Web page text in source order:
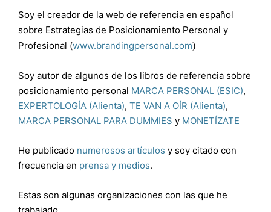
Soy el creador de la web de referencia en español
sobre Estrategias de Posicionamiento Personal y
Profesional (www.brandingpersonal.com)
Soy autor de algunos de los libros de referencia sobre
posicionamiento personal MARCA PERSONAL (ESIC),
EXPERTOLOGÍA (Alienta), TE VAN A OÍR (Alienta),
MARCA PERSONAL PARA DUMMIES y MONETÍZATE
He publicado numerosos artículos y soy citado con
frecuencia en prensa y medios.
Estas son algunas organizaciones con las que he